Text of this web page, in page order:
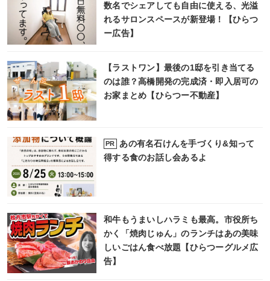
数名でシェアしても自由に使える、光溢
れるサロンスペースが新登場！【ひらつ
ー広告】
【ラストワン】最後の1邸を引き当てる
のは誰？高橋開発の完成済・即入居可の
お家まとめ【ひらつー不動産】
PR
あの有名石けんを手づくり&知って
得する食のお話し会あるよ
和牛もうまいしハラミも最高。市役所ち
かく「焼肉じゅん」のランチはあの美味
しいごはん食べ放題【ひらつーグルメ広
告】